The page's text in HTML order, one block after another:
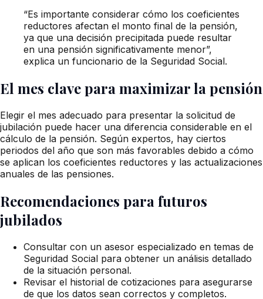
“Es importante considerar cómo los coeficientes
reductores afectan el monto final de la pensión,
ya que una decisión precipitada puede resultar
en una pensión significativamente menor”,
explica un funcionario de la Seguridad Social.
El mes clave para maximizar la pensión
Elegir el mes adecuado para presentar la solicitud de
jubilación puede hacer una diferencia considerable en el
cálculo de la pensión. Según expertos, hay ciertos
periodos del año que son más favorables debido a cómo
se aplican los coeficientes reductores y las actualizaciones
anuales de las pensiones.
Recomendaciones para futuros
jubilados
Consultar con un asesor especializado en temas de
Seguridad Social para obtener un análisis detallado
de la situación personal.
Revisar el historial de cotizaciones para asegurarse
de que los datos sean correctos y completos.